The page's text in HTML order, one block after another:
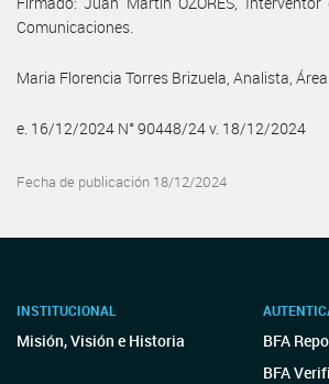
Comunicaciones.
Maria Florencia Torres Brizuela, Analista,
e. 16/12/2024 N° 90448/24 v. 18/12/2024
Fecha de publicación 18/12/2024
INSTITUCIONAL
Misión, Visión e Historia
BFA
BFA